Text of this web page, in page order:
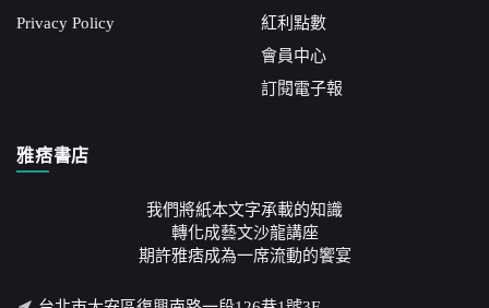
Privacy Policy
紅利點數
會員中心
訂閱電子報
雅痞書店
我們將紙本文字承載的知識
轉化成藝文沙龍講座
期許雅痞成為一席流動的饗宴